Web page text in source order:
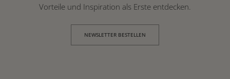
Vorteile und Inspiration als Erste entdecken.
NEWSLETTER BESTELLEN